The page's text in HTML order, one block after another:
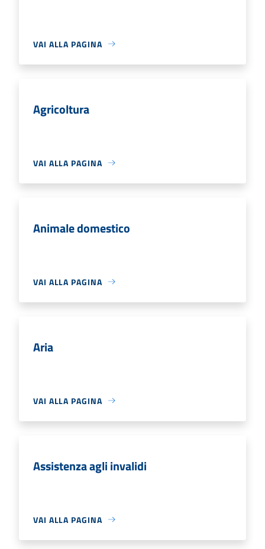
VAI ALLA PAGINA
Agricoltura
VAI ALLA PAGINA
Animale domestico
VAI ALLA PAGINA
Aria
VAI ALLA PAGINA
Assistenza agli invalidi
VAI ALLA PAGINA